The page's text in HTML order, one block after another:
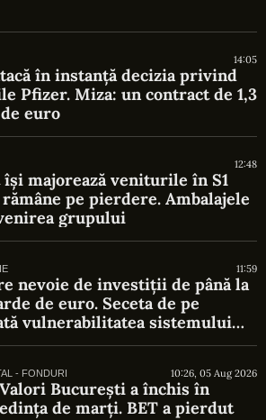
14:05
în instanță decizia privind
Pfizer. Miza: un contract de 1,3
euro
12:48
își majorează veniturile în S1
pe pierdere. Ambalajele
grupului
11:59
nevoie de investiții de până la
de euro. Seceta de pe
vulnerabilitatea sistemului
- FONDURI 10:26, 05 Aug 2026
București a închis în
de marți. BET a pierdut